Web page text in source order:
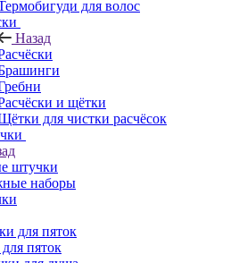
для волос
Назад
и щётки
для чистки расчёсок
штучки
наборы
для пяток
пяток